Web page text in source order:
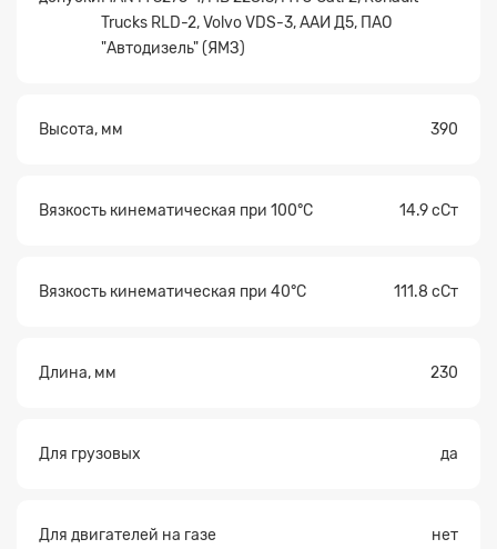
Trucks RLD-2, Volvo VDS-3, ААИ Д5, ПАО
"Автодизель" (ЯМЗ)
Высота, мм 390
Вязкость кинематическая при 100°С 14.9 сСт
Вязкость кинематическая при 40°С 111.8 сСт
Длина, мм 230
Для грузовых да
Для двигателей на газе нет
файл